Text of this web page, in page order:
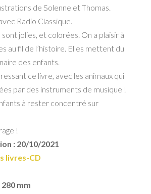
de Solenne et Thomas.
Radio Classique.
jolies, et colorées. On a plaisir à
au fil de l’histoire. Elles mettent du
des enfants.
ce livre, avec les animaux qui
par des instruments de musique !
à rester concentré sur
!
: 20/10/2021
livres-CD
mm